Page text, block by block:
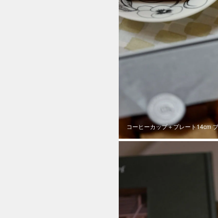
コーヒーカップ＋プレート14cm